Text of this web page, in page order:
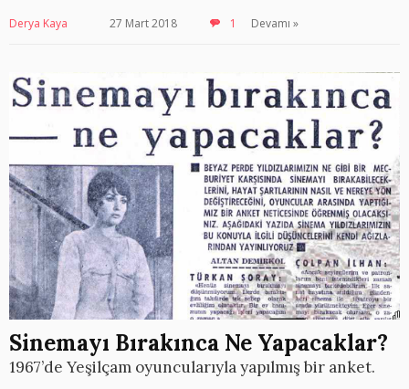
Derya Kaya 27 Mart 2018 1 Devamı »
Sinemayı Bırakınca Ne Yapacaklar?
1967’de Yeşilçam oyuncularıyla yapılmış bir anket.